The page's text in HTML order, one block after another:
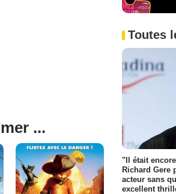
...
Toutes
"Il était
Richard Gere
acteur sans
excellent